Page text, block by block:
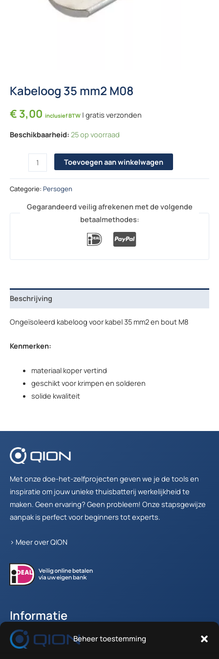
Beheer toestemming
Kabeloog 35 mm2 M08
€ 3,00 inclusief BTW | gratis verzonden
Beschikbaarheid: 25 op voorraad
Kabeloog 35 mm2 M08 aantalToevoegen aan winkelwagen
Categorie: Persogen
Gegarandeerd veilig afrekenen met de volgende
betaalmethodes:
Beschrijving
Ongeïsoleerd kabeloog voor kabel 35 mm2 en bout M8
Kenmerken:
materiaal koper vertind
geschikt voor krimpen en solderen
solide kwaliteit
Met onze doe-het-zelfprojecten geven we je de tools en
inspiratie om jouw unieke thuisbatterij werkelijkheid te
maken. Geen ervaring? Geen probleem! Onze stapsgewijze
aanpak is perfect voor beginners tot experts.
> Meer over QION
Informatie
Accountgegevens